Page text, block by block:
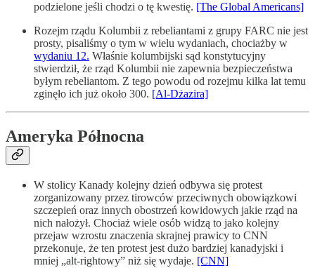
podzielone jeśli chodzi o tę kwestię. [The Global Americans]
Rozejm rządu Kolumbii z rebeliantami z grupy FARC nie jest
prosty, pisaliśmy o tym w wielu wydaniach, chociażby w
wydaniu 12. Właśnie kolumbijski sąd konstytucyjny
stwierdził, że rząd Kolumbii nie zapewnia bezpieczeństwa
byłym rebeliantom. Z tego powodu od rozejmu kilka lat temu
zginęło ich już około 300. [Al-Dżazira]
Ameryka Północna
W stolicy Kanady kolejny dzień odbywa się protest
zorganizowany przez tirowców przeciwnych obowiązkowi
szczepień oraz innych obostrzeń kowidowych jakie rząd na
nich nałożył. Chociaż wiele osób widzą to jako kolejny
przejaw wzrostu znaczenia skrajnej prawicy to CNN
przekonuje, że ten protest jest dużo bardziej kanadyjski i
mniej „alt-rightowy” niż się wydaje. [CNN]